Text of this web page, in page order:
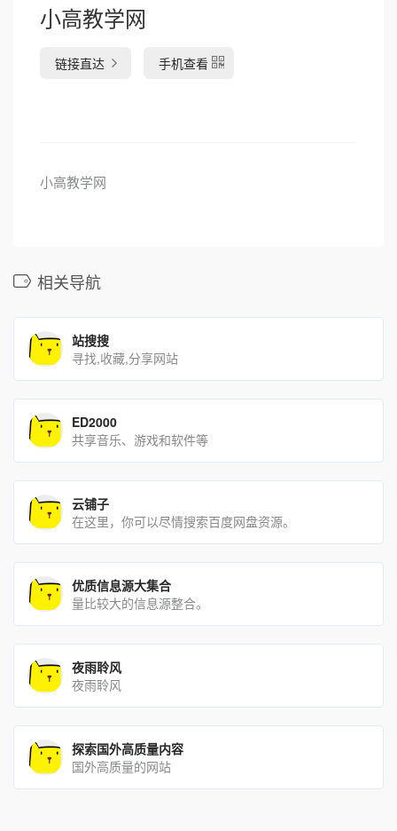
小高教学网
链接直达 手机查看
小高教学网
相关导航
站搜搜
寻找,收藏,分享网站
ED2000
共享音乐、游戏和软件等
云铺子
在这里，你可以尽情搜索百度网盘资源。
优质信息源大集合
量比较大的信息源整合。
夜雨聆风
夜雨聆风
探索国外高质量内容
国外高质量的网站